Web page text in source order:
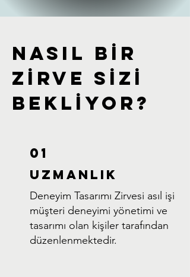
NASIL BİR
ZİRVE SİZİ
BEKLİYOR?
01
UZMANLIK
Deneyim Tasarımı Zirvesi asıl işi
müşteri deneyimi yönetimi ve
tasarımı olan kişiler tarafından
düzenlenmektedir.